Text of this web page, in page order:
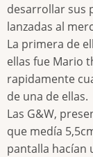
desarrollar sus
lanzadas al
La primera de
ellas fue Mario
rapidamente
de una de ellas.
Las G&W,
que medía
pantalla hacían